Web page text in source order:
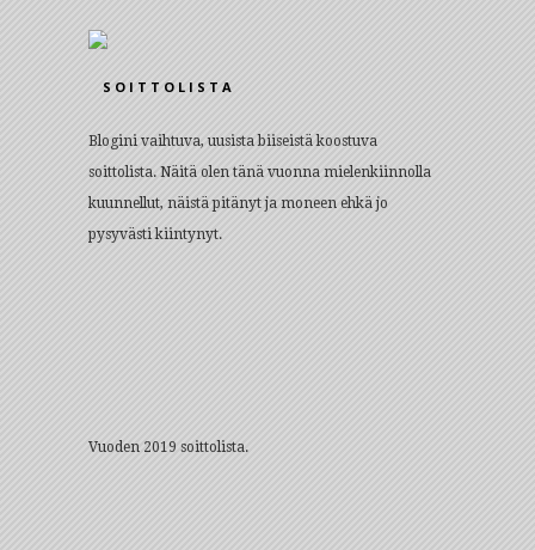
SOITTOLISTA
Blogini vaihtuva, uusista biiseistä koostuva
soittolista. Näitä olen tänä vuonna mielenkiinnolla
kuunnellut, näistä pitänyt ja moneen ehkä jo
pysyvästi kiintynyt.
Vuoden 2019 soittolista.